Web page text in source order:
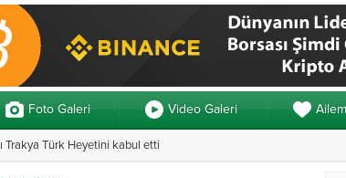
Foto Galeri Video Galeri Ailem
Trakya Türk Heyetini kabul etti